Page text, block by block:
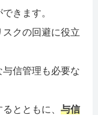
きます。
クの回避に役立
信管理も必要な
とともに、 与信